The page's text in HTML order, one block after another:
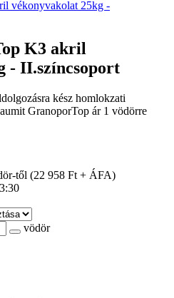
K3 akril
- II.színcsoport
kész homlokzati
GranoporTop ár 1 vödörre
től (22 958 Ft + ÁFA)
vödör